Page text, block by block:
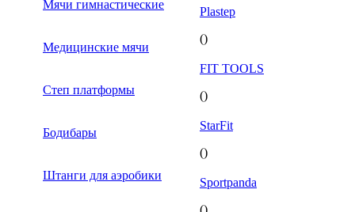
Мячи гимнастические
Медицинские мячи
Степ платформы
Бодибары
Штанги для аэробики
Plastep
()
FIT TOOLS
()
StarFit
()
Sportpanda
()